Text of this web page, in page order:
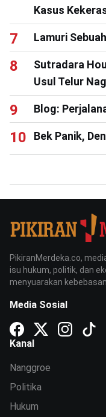
Kasus
Lamuri
Sutradara
Usul Telur
Blog:
Bek Panik,
PikiranMerdeka.co,
isu hukum, politik, dan
menyuarakan kebebasan.
Media Sosial
Kanal
Nanggroe
Politika
Hukum